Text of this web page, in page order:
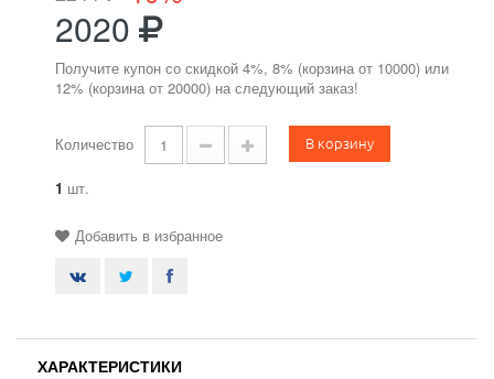
2020
Получите купон со скидкой 4%, 8% (корзина от 10000) или
12% (корзина от 20000) на следующий заказ!
Количество В корзину
1 шт.
Добавить в избранное
ХАРАКТЕРИСТИКИ